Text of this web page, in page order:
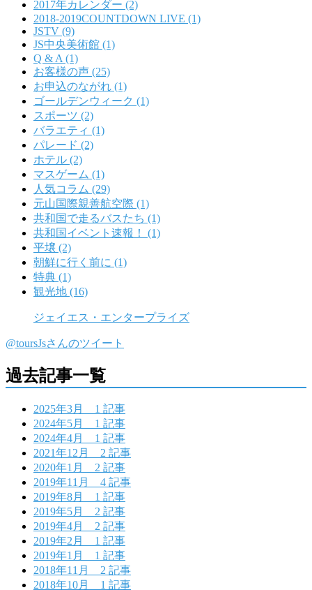
2017年カレンダー (2)
2018-2019COUNTDOWN LIVE (1)
JSTV (9)
JS中央美術館 (1)
Q & A (1)
お客様の声 (25)
お申込のながれ (1)
ゴールデンウィーク (1)
スポーツ (2)
バラエティ (1)
パレード (2)
ホテル (2)
マスゲーム (1)
人気コラム (29)
元山国際親善航空際 (1)
共和国で走るバスたち (1)
共和国イベント速報！ (1)
平壌 (2)
朝鮮に行く前に (1)
特典 (1)
観光地 (16)
ジェイエス・エンタープライズ
@toursJsさんのツイート
過去記事一覧
2025年3月 1 記事
2024年5月 1 記事
2024年4月 1 記事
2021年12月 2 記事
2020年1月 2 記事
2019年11月 4 記事
2019年8月 1 記事
2019年5月 2 記事
2019年4月 2 記事
2019年2月 1 記事
2019年1月 1 記事
2018年11月 2 記事
2018年10月 1 記事